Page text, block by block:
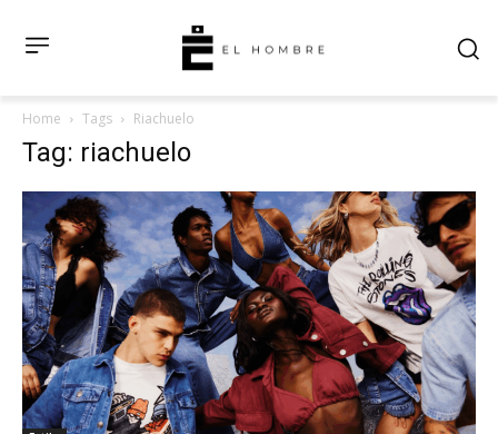
Home Tags Riachuelo
Tag: riachuelo